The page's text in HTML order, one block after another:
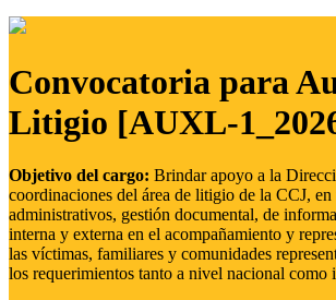
Convocatoria para
Litigio [AUXL-
Objetivo del cargo: Brindar apoyo a la
coordinaciones del área de litigio de la CCJ, en
administrativos, gestión documental, de
interna y externa en el acompañamiento y
las víctimas, familiares y comunidades
los requerimientos tanto a nivel nacional como